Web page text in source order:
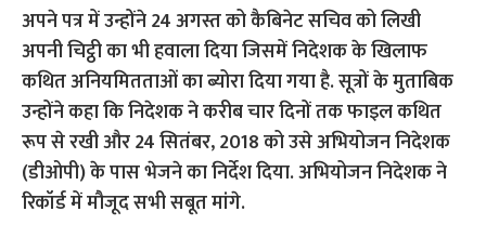
अपने पत्र में उन्होंने 24 अगस्त को कैबिनेट सचिव को लिखी
अपनी चिट्ठी का भी हवाला दिया जिसमें निदेशक के खिलाफ
कथित अनियमितताओं का ब्योरा दिया गया है. सूत्रों के मुताबिक
उन्होंने कहा कि निदेशक ने करीब चार दिनों तक फाइल कथित
रूप से रखी और 24 सितंबर, 2018 को उसे अभियोजन निदेशक
(डीओपी) के पास भेजने का निर्देश दिया. अभियोजन निदेशक ने
रिकॉर्ड में मौजूद सभी सबूत मांगे.